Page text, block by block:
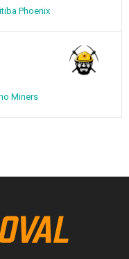
Phoenix
Miners